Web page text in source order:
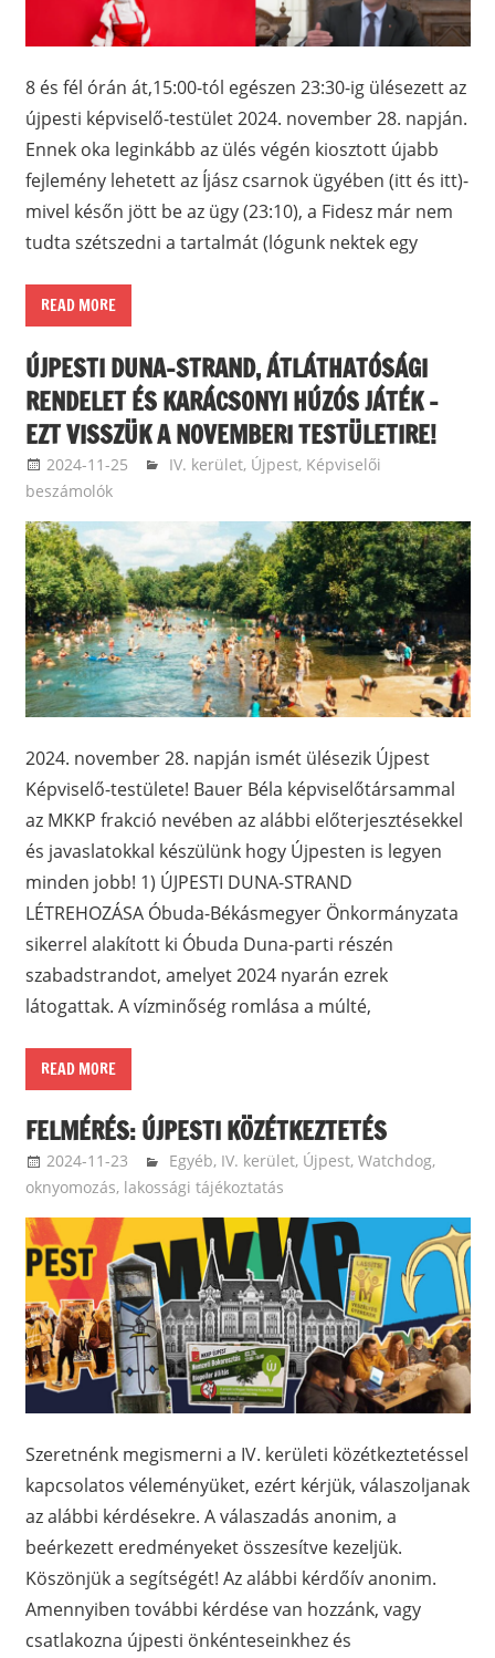
8 és fél órán át,15:00-tól egészen 23:30-ig ülésezett az
újpesti képviselő-testület 2024. november 28. napján.
Ennek oka leginkább az ülés végén kiosztott újabb
fejlemény lehetett az Íjász csarnok ügyében (itt és itt)-
mivel későn jött be az ügy (23:10), a Fidesz már nem
tudta szétszedni a tartalmát (lógunk nektek egy
READ MORE
ÚJPESTI DUNA-STRAND, ÁTLÁTHATÓSÁGI
RENDELET ÉS KARÁCSONYI HÚZÓS JÁTÉK –
EZT VISSZÜK A NOVEMBERI TESTÜLETIRE!
2024-11-25 ketfarkukutya
IV. kerület, Újpest, Képviselői
beszámolók
2024. november 28. napján ismét ülésezik Újpest
Képviselő-testülete! Bauer Béla képviselőtársammal
az MKKP frakció nevében az alábbi előterjesztésekkel
és javaslatokkal készülünk hogy Újpesten is legyen
minden jobb! 1) ÚJPESTI DUNA-STRAND
LÉTREHOZÁSA Óbuda-Békásmegyer Önkormányzata
sikerrel alakított ki Óbuda Duna-parti részén
szabadstrandot, amelyet 2024 nyarán ezrek
látogattak. A vízminőség romlása a múlté,
READ MORE
FELMÉRÉS: ÚJPESTI KÖZÉTKEZTETÉS
2024-11-23 ketfarkukutya
Egyéb, IV. kerület, Újpest, Watchdog,
oknyomozás, lakossági tájékoztatás
Szeretnénk megismerni a IV. kerületi közétkeztetéssel
kapcsolatos véleményüket, ezért kérjük, válaszoljanak
az alábbi kérdésekre. A válaszadás anonim, a
beérkezett eredményeket összesítve kezeljük.
Köszönjük a segítségét! Az alábbi kérdőív anonim.
Amennyiben további kérdése van hozzánk, vagy
csatlakozna újpesti önkénteseinkhez és